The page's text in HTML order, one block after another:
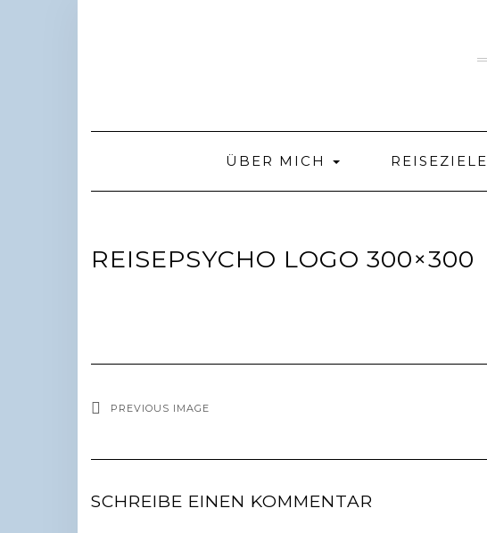
ÜBER MICH REISEZIELE
REISEPSYCHO LOGO 300×300
PREVIOUS IMAGE
SCHREIBE EINEN KOMMENTAR